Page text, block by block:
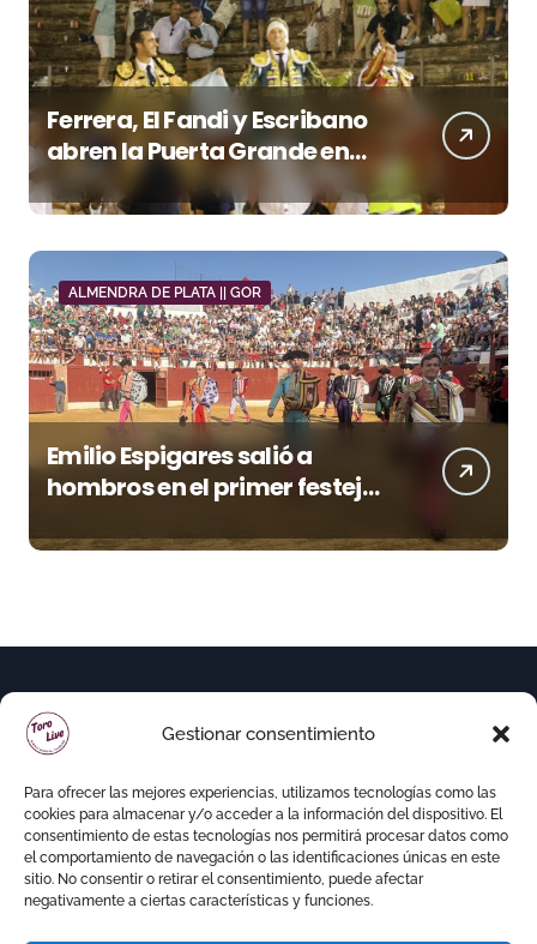
Gestionar consentimiento
Para ofrecer las mejores experiencias, utilizamos tecnologías como las
cookies para almacenar y/o acceder a la información del dispositivo. El
consentimiento de estas tecnologías nos permitirá procesar datos como
el comportamiento de navegación o las identificaciones únicas en este
sitio. No consentir o retirar el consentimiento, puede afectar
negativamente a ciertas características y funciones.
Ferrera, El Fandi y Escribano
abren la Puerta Grande en
una tarde triunfal en Azuaga
ALMENDRA DE PLATA || GOR
Emilio Espigares salió a
hombros en el primer festejo
la Feria de Gor